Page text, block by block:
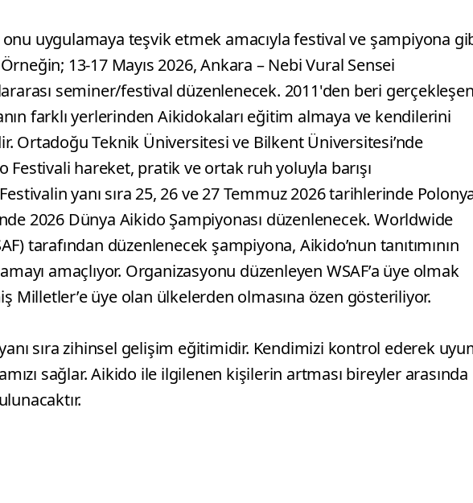
uygulamaya teşvik etmek amacıyla festival ve şampiyona
13-17 Mayıs 2026, Ankara – Nebi Vural Sensei
seminer/festival düzenlenecek. 2011'den beri
farklı yerlerinden Aikidokaları eğitim almaya ve kendilerini
Ortadoğu Teknik Üniversitesi ve Bilkent Üniversitesi’nde
Festivali hareket, pratik ve ortak ruh yoluyla barışı
yanı sıra 25, 26 ve 27 Temmuz 2026 tarihlerinde
2026 Dünya Aikido Şampiyonası düzenlenecek. Worldwide
tarafından düzenlenecek şampiyona, Aikido’nun tanıtımının
amaçlıyor. Organizasyonu düzenleyen WSAF’a üye olmak
Milletler’e üye olan ülkelerden olmasına özen gösteriliyor.
sıra zihinsel gelişim eğitimidir. Kendimizi kontrol ederek
sağlar. Aikido ile ilgilenen kişilerin artması bireyler arasında